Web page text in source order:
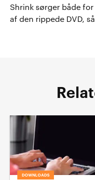
Shrink sørger både
af den rippede DVD,
DOWNLOADS